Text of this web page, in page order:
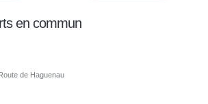
en commun
de Haguenau